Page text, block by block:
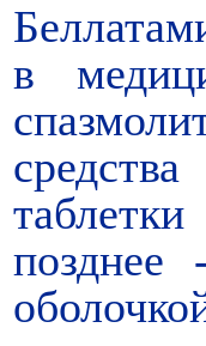
в
позднее